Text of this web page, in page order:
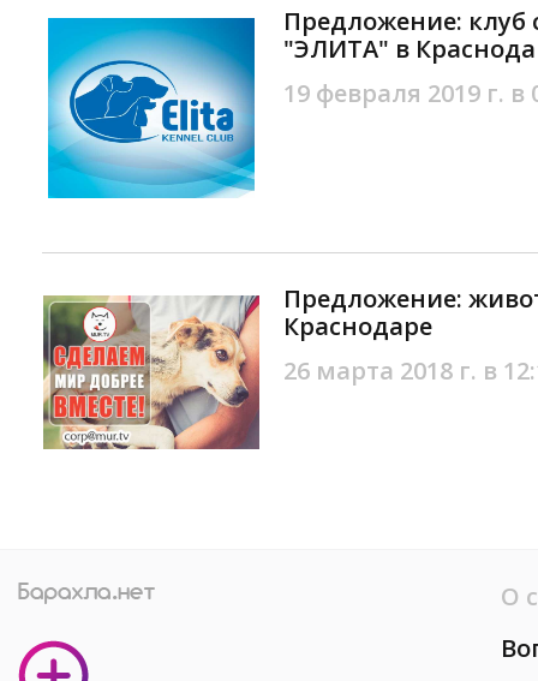
Предложение: клуб
"ЭЛИТА" в
19 февраля 2019 г. в
Предложение:
Краснодаре
26 марта 2018 г. в
О